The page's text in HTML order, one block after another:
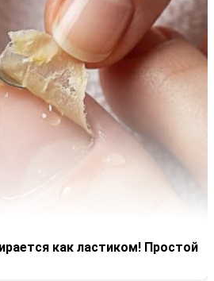
как ластиком! Простой